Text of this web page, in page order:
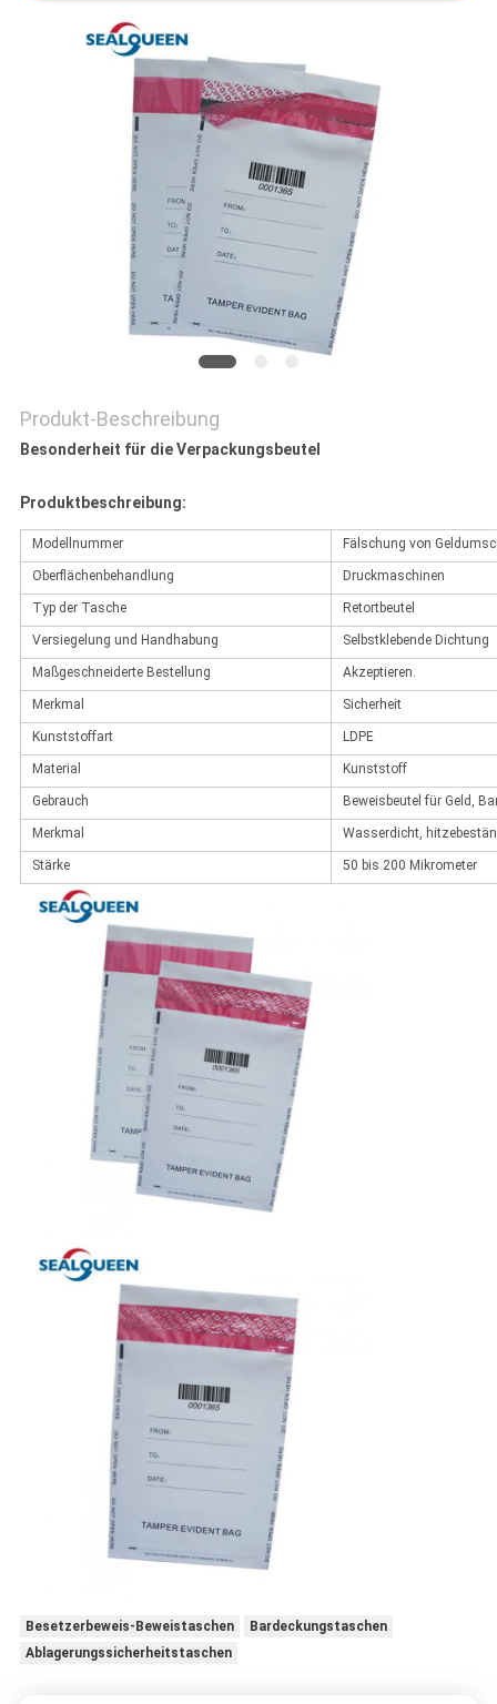
DATENSCHUTZRICHTLINIE
Produkt-Beschreibung
Besonderheit für die Verpackungsbeutel
Produktbeschreibung:
Modellnummer Fälschung von
Oberflächenbehandlung Druckmaschinen
Typ der Tasche Retortbeutel
Versiegelung und Handhabung Selbstklebende Dichtung
Maßgeschneiderte Bestellung Akzeptieren.
Merkmal Sicherheit
Kunststoffart LDPE
Material Kunststoff
Gebrauch Beweisbeutel für Geld,
Merkmal Wasserdicht,
Stärke 50 bis 200 Mikrometer
Besetzerbeweis-Beweistaschen
Bardeckungstaschen
Ablagerungssicherheitstaschen